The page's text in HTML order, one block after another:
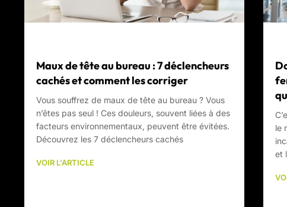
Maux de tête au bureau : 7 déclencheurs
cachés et comment les corriger
Vous souffrez de maux de tête au bureau ? Vous
n’êtes pas seul ! Ces douleurs, souvent liées à des
facteurs environnementaux, peuvent être évitées.
Découvrez les 7 déclencheurs cachés
VOIR L'ARTICLE
le
et